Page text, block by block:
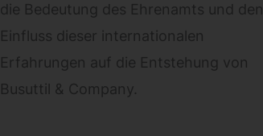
die Bedeutung des Ehrenamts und den
Einfluss dieser internationalen
Erfahrungen auf die Entstehung von
Busuttil & Company.